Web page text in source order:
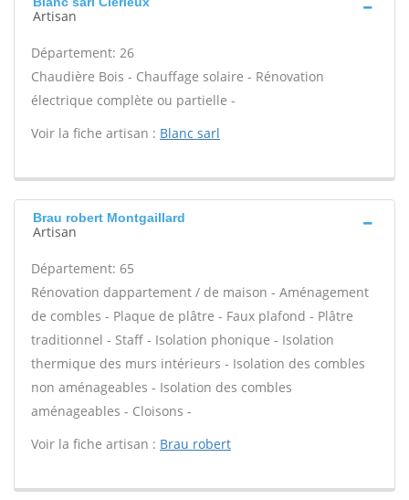
Artisan
Département: 26
Chaudière Bois - Chauffage solaire - Rénovation
électrique complète ou partielle -
Voir la fiche artisan : Blanc sarl
Brau robert Montgaillard
Artisan
Département: 65
Rénovation dappartement / de maison - Aménagement
de combles - Plaque de plâtre - Faux plafond - Plâtre
traditionnel - Staff - Isolation phonique - Isolation
thermique des murs intérieurs - Isolation des combles
non aménageables - Isolation des combles
aménageables - Cloisons -
Voir la fiche artisan : Brau robert